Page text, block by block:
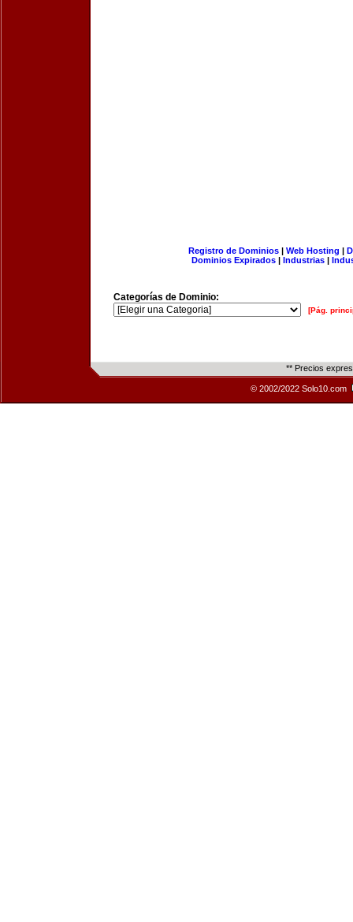
Registro de Dominios| Web Hosting |
Dominios Expirados | Industrias |
Categorías de Dominio:
[Pág.
** Precios
© 2002/2022 Solo10.com